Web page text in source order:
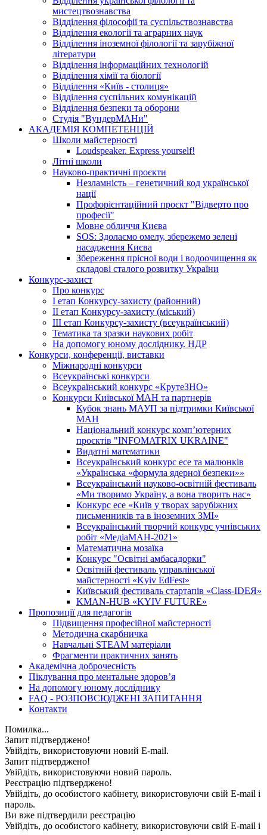
мистецтвознавства
Відділення філософії та суспільствознавства
Відділення екології та аграрних наук
Відділення іноземної філології та зарубіжної
літератури
Відділення інформаційних технологій
Відділення хімії та біології
Відділення «Київ - столиця»
Відділення суспільних комунікацій
Відділення безпеки та оборони
Студія "ВундерМАНи"
АКАДЕМІЯ КОМПЕТЕНЦІЙ
Школи майстерності
Loudspeaker. Express yourself!
Літні школи
Науково-практичні проєкти
Незламність – генетичний код української
нації
Профорієнтаційний проєкт "Відверто про
професії"
Мовне обличчя Києва
SOS: Здолаємо омелу, збережемо зелені
насадження Києва
Збереження прісної води і водоочищення як
складові сталого розвитку України
Конкурс-захист
Про конкурс
І етап Конкурсу-захисту (районний)
ІІ етап Конкурсу-захисту (міський)
ІІІ етап Конкурсу-захисту (всеукраїнський)
Тематика та зразки наукових робіт
На допомогу юному досліднику. НДР
Конкурси, конференції, виставки
Міжнародні конкурси
Всеукраїнські конкурси
Всеукраїнський конкурс «КрутеЗНО»
Конкурси Київської МАН та партнерів
Кубок знань МАУП за підтримки Київської
МАН
Національний конкурс комп’ютерних
проєктів "INFOMATRIX UKRAINE"
Видатні математики
Всеукраїнський конкурс есе та малюнків
«Українська «формула ядерної безпеки»»
Всеукраїнський науково-освітній фестиваль
«Ми творимо Україну, а вона творить нас»
Конкурс есе «Київ у творах зарубіжних
письменників та в іноземних ЗМІ»
Всеукраїнський творчий конкурс учнівських
робіт «МедіаМАН-2021»
Математична мозаїка
Конкурс "Освітні амбасадорки"
Освітній фестиваль управлінської
майстерності «Kyiv EdFest»
Київський фестиваль стартапів «Class-IDEЯ»
KMAN-HUB «KYIV FUTURE»
Пропозиції для педагогів
Підвищення професійної майстерності
Методична скарбничка
Навчальні STEAM матеріали
Фрагменти практичних занять
Академічна доброчесність
Піклування про ментальне здоровʼя
На допомогу юному досліднику
FAQ - РОЗПОВСЮДЖЕНІ ЗАПИТАННЯ
Контакти
Помилка...
Запит підтверджено!
Увійдіть, використовуючи новий E-mail.
Запит підтверджено!
Увійдіть, використовуючи новий пароль.
Реєстрацію підтверджено!
Увійдіть, до особистого кабінету, використовуючи свій E-mail і
пароль.
Ви вже підтвердили реєстрацію
Увійдіть, до особистого кабінету, використовуючи свій E-mail і